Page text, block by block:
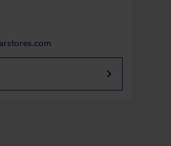
keyboard_arrow_right